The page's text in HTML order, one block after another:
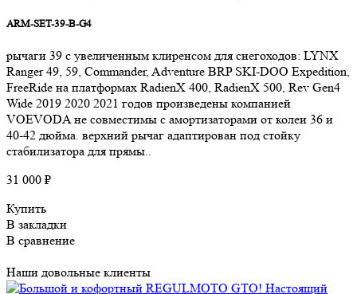
ARM-SET-39-B-G4
рычаги 39 с увеличенным клиренсом для снегоходов: LYNX
Ranger 49, 59, Commander, Adventure BRP SKI-DOO Expedition,
FreeRide на платформах RadienX 400, RadienX 500, Rev Gen4
Wide 2019 2020 2021 годов произведены компанией
VOEVODA не совместимы с амортизаторами от колеи 36 и
40-42 дюйма. верхний рычаг адаптирован под стойку
стабилизатора для прямы..
31 000 ₽
Купить
В закладки
В сравнение
Наши довольные клиенты